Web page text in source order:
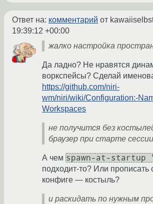
Ответ на: комментарий от
19:39:12 +00:00
жалко настройка
Да ладно? Не нравятся
воркспейсы? Сделай
https://github.com/niri-
wm/niri/wiki/Configuration:-
Workspaces
не получится без
браузер при старте
А чем spawn-at-
подходит-то? Или прописать
конфиге — костыль?
и раскидать по нужным